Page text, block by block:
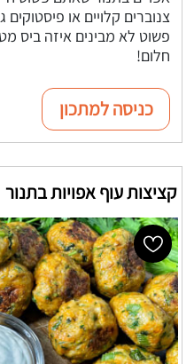
צנוברים קלויים או
פשוט לא מבינים איזה ביס
חלום!
כניסה למתכון
קציצות עוף אפויות בתנור